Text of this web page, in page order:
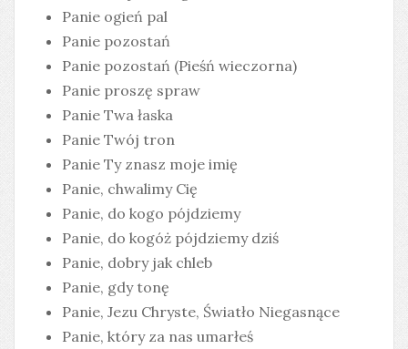
Panie ogień pal
Panie pozostań
Panie pozostań (Pieśń wieczorna)
Panie proszę spraw
Panie Twa łaska
Panie Twój tron
Panie Ty znasz moje imię
Panie, chwalimy Cię
Panie, do kogo pójdziemy
Panie, do kogóż pójdziemy dziś
Panie, dobry jak chleb
Panie, gdy tonę
Panie, Jezu Chryste, Światło Niegasnące
Panie, który za nas umarłeś